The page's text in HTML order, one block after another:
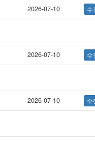
2026-07-10
2026-07-10
2026-07-10